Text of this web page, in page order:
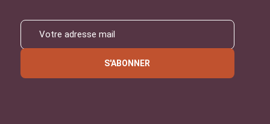
S'ABONNER